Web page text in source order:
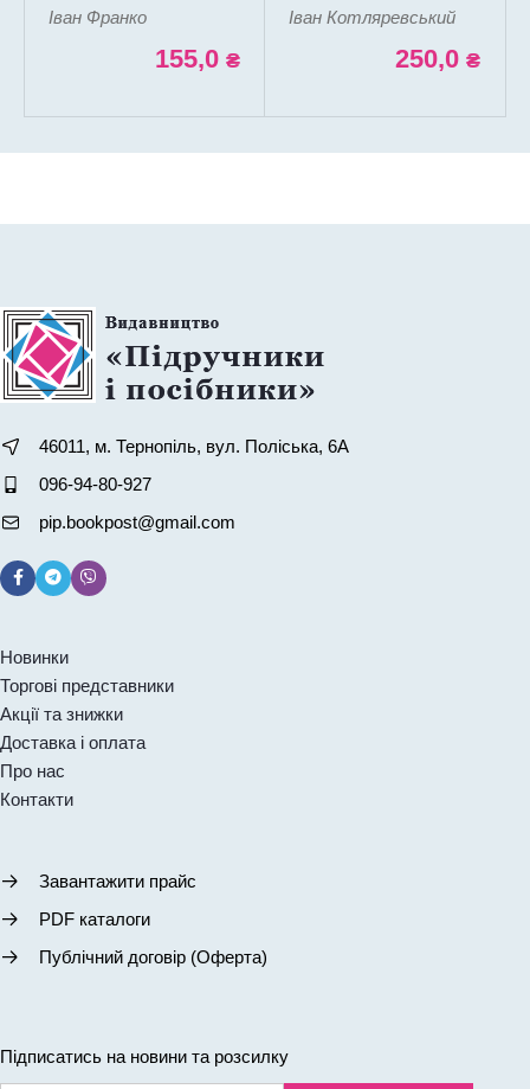
Іван Франко
155,0 ₴
Іван Котляревський
250,0 ₴
46011, м. Тернопіль, вул. Поліська, 6А
096-94-80-927
pip.bookpost@gmail.com
Новинки
Торгові представники
Акції та знижки
Доставка і оплата
Про нас
Контакти
Завантажити прайс
PDF каталоги
Публічний договір (Оферта)
Підписатись на новини та розсилку